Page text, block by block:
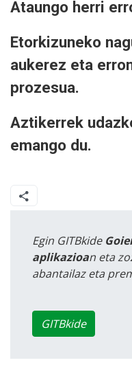
Ataungo herri
Etorkizuneko
aukerez eta
prozesua.
Aztikerrek
emango du.
Egin GITBkide
aplikazioan eta
abantailaz eta
GITBkide